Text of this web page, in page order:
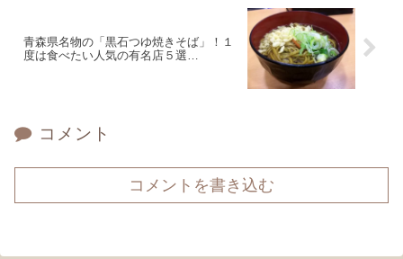
青森県名物の「黒石つゆ焼きそば」！１
度は食べたい人気の有名店５選…
コメント
コメントを書き込む